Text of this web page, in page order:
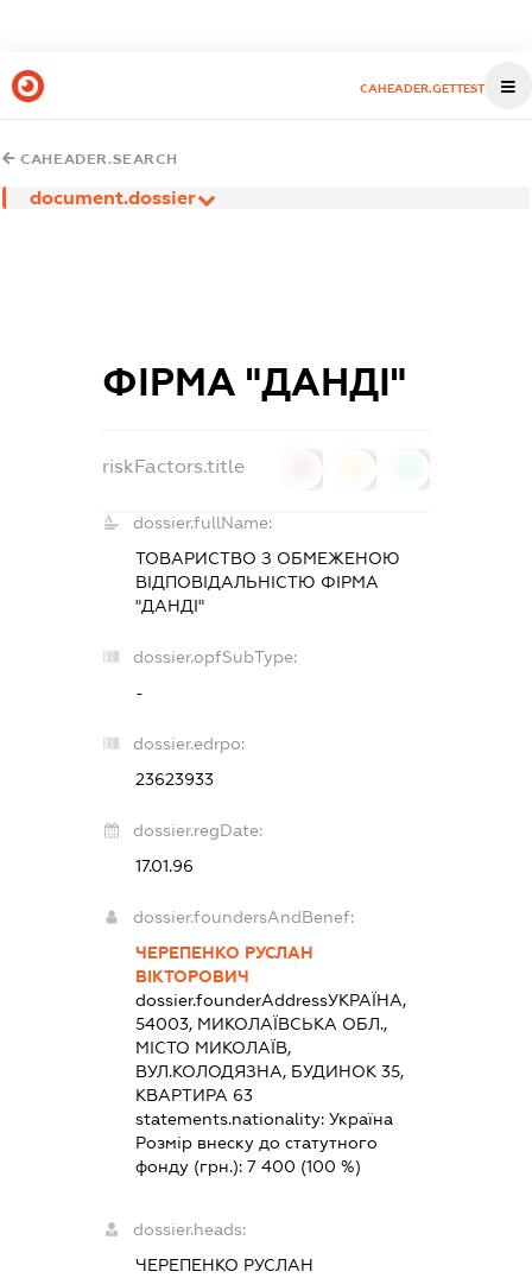
CAHEADER.GETTEST
CAHEADER.SEARCH
document.dossier
ФІРМА "ДАНДІ"
riskFactors.title
dossier.fullName:
ТОВАРИСТВО З ОБМЕЖЕНОЮ
ВІДПОВІДАЛЬНІСТЮ ФІРМА
"ДАНДІ"
dossier.opfSubType:
-
dossier.edrpo:
23623933
dossier.regDate:
17.01.96
dossier.foundersAndBenef:
ЧЕРЕПЕНКО РУСЛАН
ВІКТОРОВИЧ
dossier.founderAddressУКРАЇНА,
54003, МИКОЛАЇВСЬКА ОБЛ.,
МІСТО МИКОЛАЇВ,
ВУЛ.КОЛОДЯЗНА, БУДИНОК 35,
КВАРТИРА 63
statements.nationality:Україна
Розмір внеску до статутного
фонду (грн.):7 400 (100 %)
dossier.heads:
ЧЕРЕПЕНКО РУСЛАН